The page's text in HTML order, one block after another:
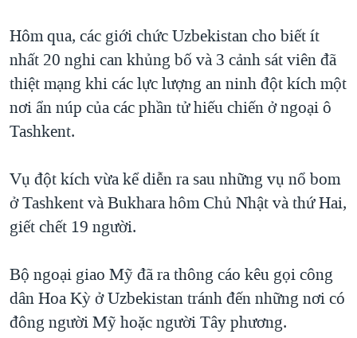
GIÁO DỤC
CÁC GIÁ TRỊ CỘNG HÒA Ở VIỆT NAM
THƯỢNG ĐỈNH TRUMP-KIM TẠI VIỆT NAM
TRỊNH VĨNH BÌNH VS. CHÍNH PHỦ VIỆT NAM
NGƯ DÂN VIỆT VÀ LÀN SÓNG TRỘM HẢI SÂM
QUAN HỆ VIỆT MỸ
Hôm qua, các giới chức Uzbekistan cho biết ít
nhất 20 nghi can khủng bố và 3 cảnh sát viên đã
thiệt mạng khi các lực lượng an ninh đột kích một
nơi ẩn núp của các phần tử hiếu chiến ở ngoại ô
Tashkent.
Vụ đột kích vừa kể diễn ra sau những vụ nổ bom
ở Tashkent và Bukhara hôm Chủ Nhật và thứ Hai,
giết chết 19 người.
Bộ ngoại giao Mỹ đã ra thông cáo kêu gọi công
dân Hoa Kỳ ở Uzbekistan tránh đến những nơi có
đông người Mỹ hoặc người Tây phương.